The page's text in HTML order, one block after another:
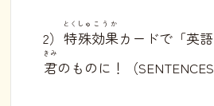
2） 特殊
とくしゅ
効果
こうか
カードで「英
君
きみ
のものに！（SENTENCES